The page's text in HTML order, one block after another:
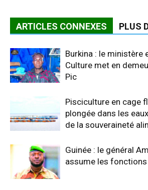
ARTICLES CONNEXES PLUS
Burkina : le ministère
Culture met en
Pic
Pisciculture en cage
plongée dans les
de la souveraineté
Guinée : le général
assume les